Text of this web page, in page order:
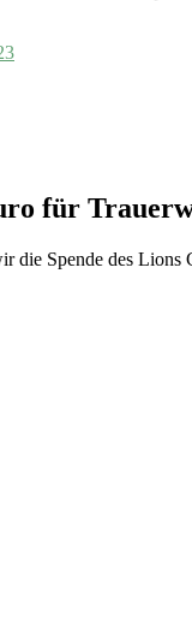
für
die Spende des